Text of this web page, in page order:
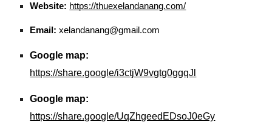
Website: https://thuexelandanang.com/
Email: xelandanang@gmail.com
Google map:
https://share.google/i3ctjW9vgtg0ggqJl
Google map:
https://share.google/UqZhgeedEDsoJ0eGy